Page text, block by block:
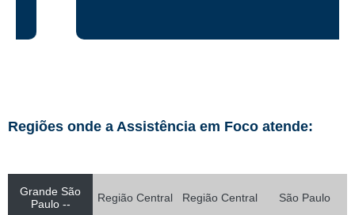
Regiões onde a Assistência em Foco atende:
Grande São
Paulo --
Região Central Região Central São Paulo